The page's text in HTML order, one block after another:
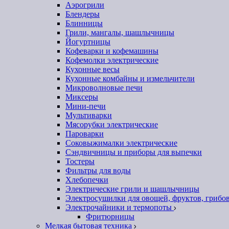
Аэрогрили
Блендеры
Блинницы
Грили, мангалы, шашлычницы
Йогуртницы
Кофеварки и кофемашины
Кофемолки электрические
Кухонные весы
Кухонные комбайны и измельчители
Микроволновые печи
Миксеры
Мини-печи
Мультиварки
Мясорубки электрические
Пароварки
Соковыжималки электрические
Сэндвичницы и приборы для выпечки
Тостеры
Фильтры для воды
Хлебопечки
Электрические грили и шашлычницы
Электросушилки для овощей, фруктов,
Электрочайники и термопоты
Фритюрницы
Мелкая бытовая техника